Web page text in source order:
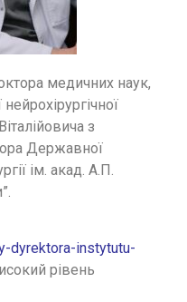
медичних наук,
з
Державної
ім. акад. А.П.
dyrektora-instytutu-
рівень